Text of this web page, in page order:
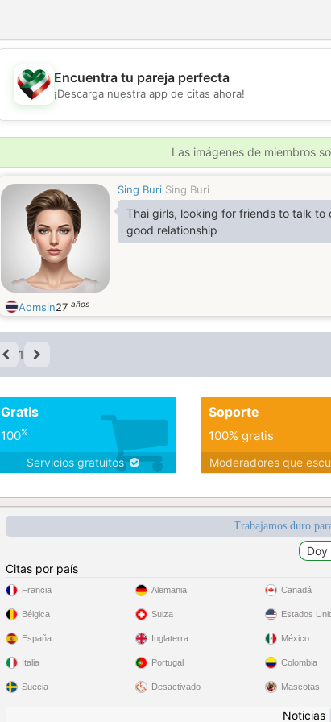
💖
💕
Encuentra tu pareja perfecta
¡Descarga nuestra app de citas ahora!
Las imágenes de miembros
Sing Buri Sing Buri
Thai girls, looking for friends to talk to
good relationship
Aomsin27 años
1
Gratis
100%
Servicios gratuitos
Soporte
100% gratis
Moderadores que
Trabajamos duro
Citas por país
Francia
Bélgica
España
Italia
Suecia
Alemania
Suiza
Inglaterra
Portugal
Desactivado
Canadá
Estados
México
Colombia
Mascotas
Noticias